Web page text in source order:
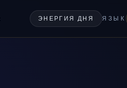
ЭНЕРГИЯ ДНЯ ЯЗЫК